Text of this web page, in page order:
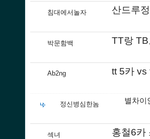
침대에서놀자 산드루
박문함백 TT랑
Ab2ng tt 5카 vs
정신병심한놈 별차이
섹녀 홍철6카